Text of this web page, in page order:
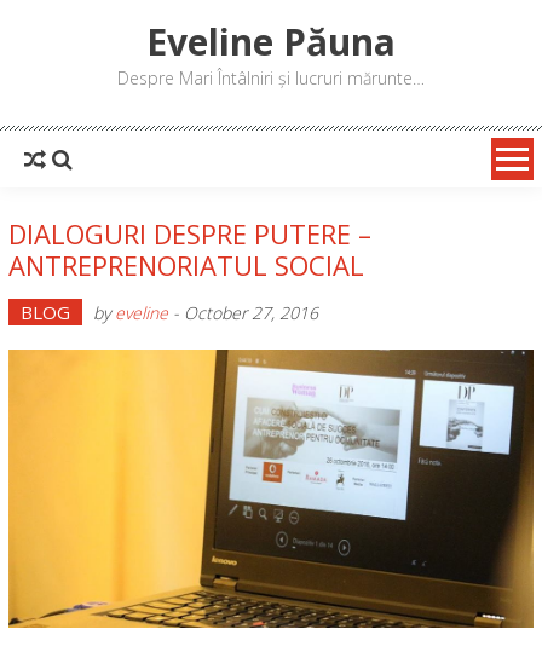
Eveline Păuna
Despre Mari Întâlniri și lucruri mărunte…
DIALOGURI DESPRE PUTERE –
ANTREPRENORIATUL SOCIAL
BLOG byeveline- October 27, 2016